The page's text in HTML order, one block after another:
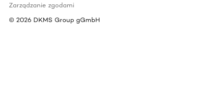
Zarządzanie zgodami
© 2026 DKMS Group gGmbH